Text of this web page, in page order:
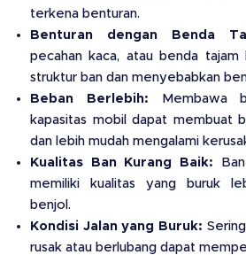
terkena benturan.
Benturan dengan Benda
pecahan kaca, atau benda tajam
struktur ban dan menyebabkan
Beban Berlebih: Membawa
kapasitas mobil dapat membuat
dan lebih mudah mengalami
Kualitas Ban Kurang Baik:
memiliki kualitas yang buruk
benjol.
Kondisi Jalan yang Buruk:
rusak atau berlubang dapat